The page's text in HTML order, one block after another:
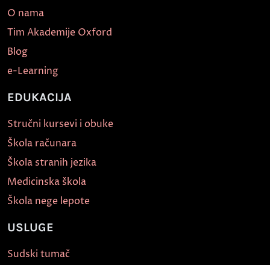
O nama
Tim Akademije Oxford
Blog
e-Learning
EDUKACIJA
Stručni kursevi i obuke
Škola računara
Škola stranih jezika
Medicinska škola
Škola nege lepote
USLUGE
Sudski tumač